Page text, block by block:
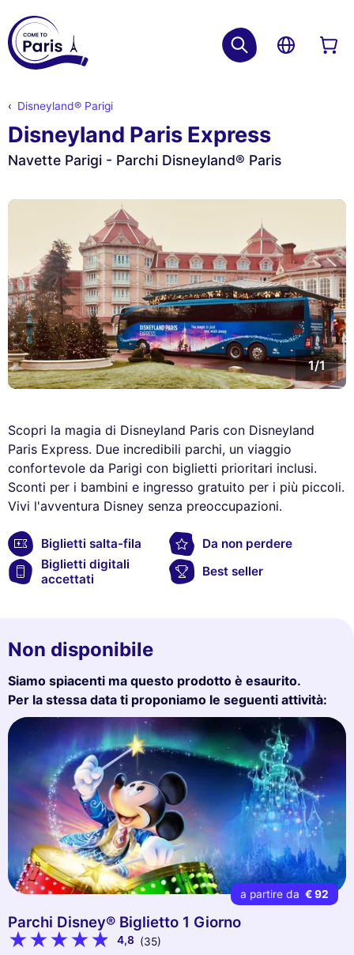
Disneyland® Parigi
Disneyland Paris Express
Navette Parigi - Parchi Disneyland® Paris
1/1
Scopri la magia di Disneyland Paris con Disneyland
Paris Express. Due incredibili parchi, un viaggio
confortevole da Parigi con biglietti prioritari inclusi.
Sconti per i bambini e ingresso gratuito per i più piccoli.
Vivi l'avventura Disney senza preoccupazioni.
Biglietti salta-fila
Da non perdere
Biglietti digitali
accettati
Best seller
Non disponibile
Siamo spiacenti ma questo prodotto è esaurito.
Per la stessa data ti proponiamo le seguenti attività:
a partire da € 92
Parchi Disney® Biglietto 1 Giorno
4,8 (35)